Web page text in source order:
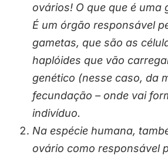
ovários! O que que é uma
É um órgão responsável
gametas, que são as
haplóides que vão
genético (nesse caso, da
fecundação – onde vai
indivíduo.
Na espécie humana,
ovário como responsável